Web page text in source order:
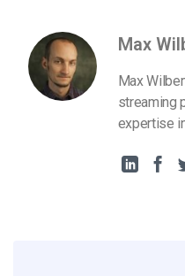
Max
Max
streaming
expertise